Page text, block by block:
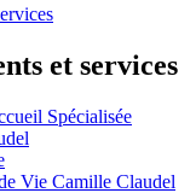
et services
Spécialisée
Vie Camille Claudel